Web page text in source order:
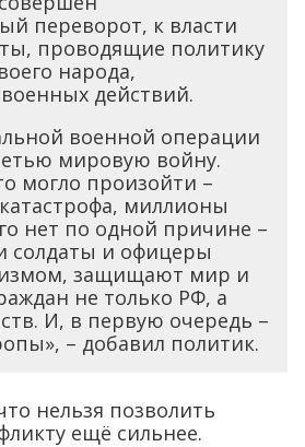
переворот, к власти
проводящие политику
народа,
действий.
военной операции
мировую войну.
могло произойти –
миллионы
нет по одной причине –
солдаты и офицеры
защищают мир и
не только РФ, а
И, в первую очередь –
– добавил политик.
нельзя позволить
ещё сильнее.